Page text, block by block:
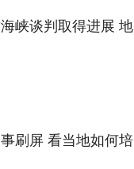
峡谈判取得进展 地
刷屏 看当地如何培